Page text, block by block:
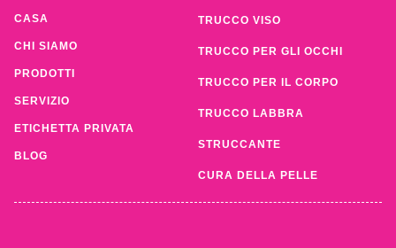
CASA
CHI SIAMO
PRODOTTI
SERVIZIO
ETICHETTA PRIVATA
BLOG
TRUCCO VISO
TRUCCO PER GLI OCCHI
TRUCCO PER IL CORPO
TRUCCO LABBRA
STRUCCANTE
CURA DELLA PELLE